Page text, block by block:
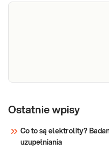
krwi
badanie krwi
krwi. Pomaga
zapalnych,
Ostatnie wpisy
Co to są elektrolity?
uzupełniania